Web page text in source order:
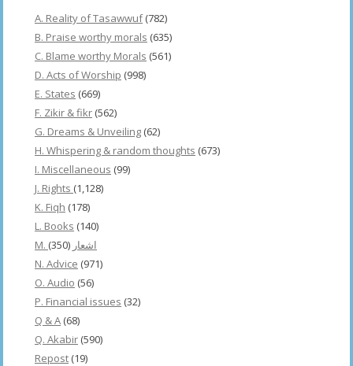
A. Reality of Tasawwuf(782)
B. Praise worthy morals (635)
C. Blame worthy Morals (561)
D. Acts of Worship (998)
E. States (669)
F. Zikir & fikr (562)
G. Dreams & Unveiling (62)
H. Whispering & random thoughts (673)
I. Miscellaneous (99)
J. Rights (1,128)
K. Fiqh (178)
L. Books (140)
M. اشعار (350)
N. Advice (971)
O. Audio (56)
P. Financial issues (32)
Q & A (68)
Q. Akabir (590)
Repost (19)